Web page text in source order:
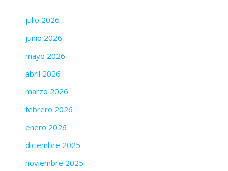
julio 2026
junio 2026
mayo 2026
abril 2026
marzo 2026
febrero 2026
enero 2026
diciembre 2025
noviembre 2025